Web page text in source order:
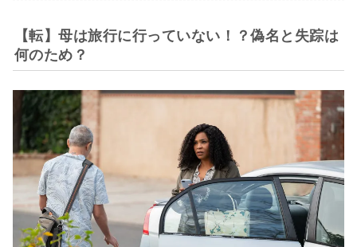
【転】母は旅行に行っていない！？偽名と失踪は
何のため？